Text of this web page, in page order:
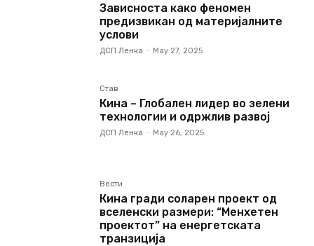
Зависноста како феномен
предизвикан од материјалните
услови
ДСП Ленка - May 27, 2025
Став
Кина – Глобален лидер во зелени
технологии и одржлив развој
ДСП Ленка - May 26, 2025
Вести
Кина гради соларен проект од
вселенски размери: “Менхетен
проектот” на енергетската
транзиција